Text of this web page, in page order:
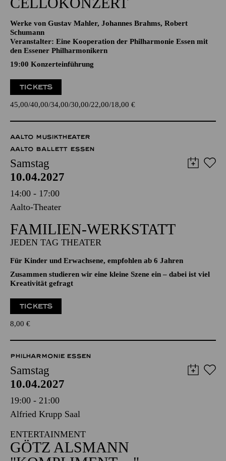
SINFONIEKONZERT VIII
SCHUMANN
CELLOKONZERT
Werke von Gustav Mahler, Johannes Brahms, Robert
Schumann
den Essener Philharmonikern
19:00 Konzerteinführung
45,00 40,00 34,00 30,00
AALTO MUSIKTHEATER
AALTO BALLETT ESSEN
Samstag
10.04.2027
14:00 - 17:00
Aalto-Theater
FAMILIEN-WERKSTATT
JEDEN TAG THEATER
Zusammen studieren wir eine kleine Szene ein – dabei ist viel
Kreativität gefragt
8,00 €
PHILHARMONIE ESSEN
Samstag
10.04.2027
19:00 - 21:00
Alfried Krupp Saal